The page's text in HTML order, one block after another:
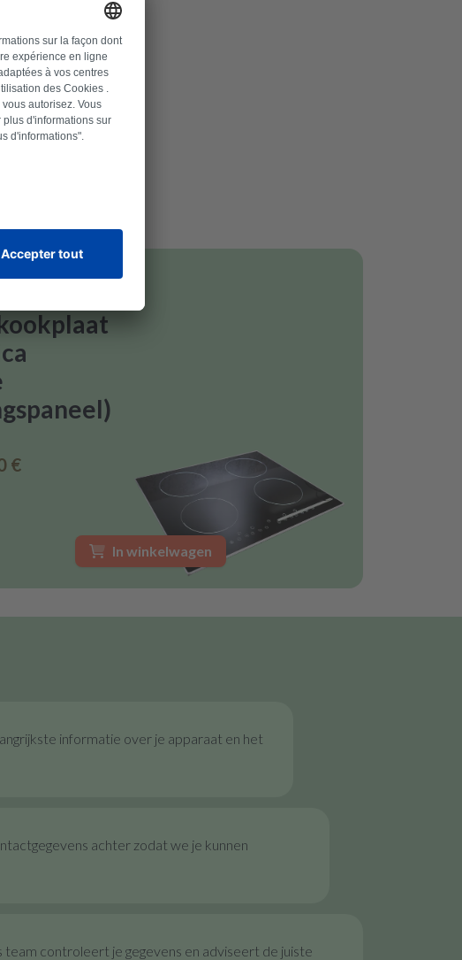
€
In winkelwagen
informatie over je apparaat en het
achter zodat we je kunnen
team controleert je gegevens en adviseert de juiste